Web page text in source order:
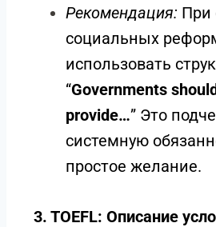
Рекомендация: При
социальных
использовать
“Governments
provide…” Это
системную
простое желание.
3. TOEFL: Описание